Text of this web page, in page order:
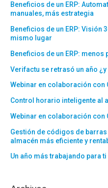
Beneficios de un ERP:
manuales, más estrategia
Beneficios de un ERP: Visión
mismo lugar
Beneficios de un ERP: menos
Verifactu se retrasó un año
Webinar en colaboración con
Control horario inteligente al
Webinar en colaboración con
Gestión de códigos de barras
almacén más eficiente y
Un año más trabajando para ti